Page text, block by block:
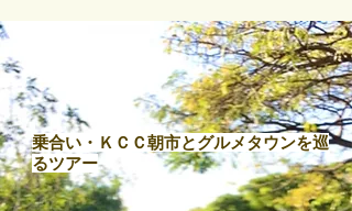
​乗合い・ＫＣＣ朝市とグルメタウンを巡
るツアー